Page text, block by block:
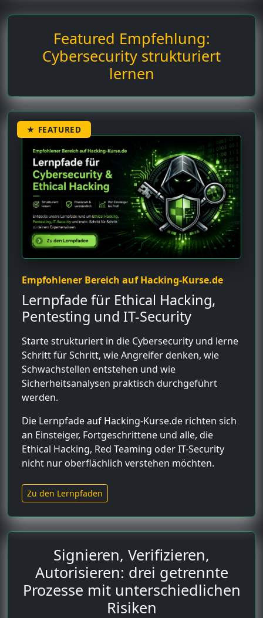
Featured Empfehlung:
Cybersecurity strukturiert
lernen
★ FEATURED
Empfohlener Bereich auf Hacking-Kurse.de
Lernpfade für Ethical Hacking,
Pentesting und IT-Security
Starte strukturiert in die Cybersecurity und lerne
Schritt für Schritt, wie Angreifer denken, wie
Schwachstellen entstehen und wie
Sicherheitsanalysen praktisch durchgeführt
werden.
Die Lernpfade auf Hacking-Kurse.de richten sich
an Einsteiger, Fortgeschrittene und alle, die
Ethical Hacking, Red Teaming oder IT-Security
nicht nur oberflächlich verstehen möchten.
Zu den Lernpfaden
Signieren, Verifizieren,
Autorisieren: drei getrennte
Prozesse mit unterschiedlichen
Risiken